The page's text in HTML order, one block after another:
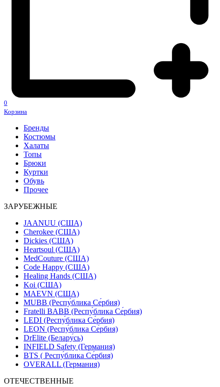
0
Корзина
Бренды
Костюмы
Халаты
Топы
Брюки
Куртки
Обувь
Прочее
ЗАРУБЕЖНЫЕ
JAANUU (США)
Cherokee (США)
Dickies (США)
Heartsoul (США)
MedCouture (США)
Code Happy (США)
Healing Hands (США)
Koi (США)
MAEVN (США)
MUBB (Респу́блика Се́рбия)
Fratelli BABB (Респу́блика Се́рбия)
LEDI (Респу́блика Се́рбия)
LEON (Респу́блика Се́рбия)
DrElite (Белару́сь)
INFIELD Safety (Германия)
BTS ( Респу́блика Се́рбия)
OVERALL (Германия)
ОТЕЧЕСТВЕННЫЕ